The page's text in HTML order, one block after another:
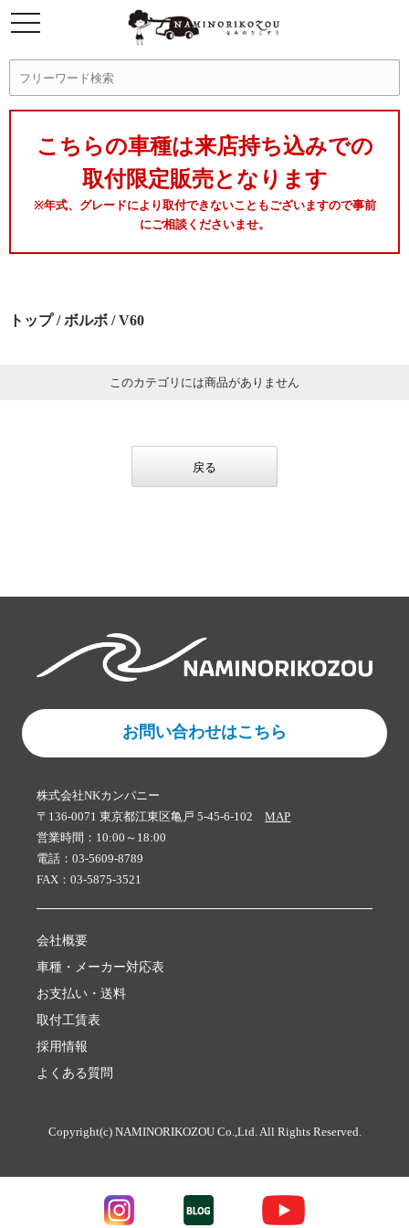
こちらの車種は来店持ち込みでの
取付限定販売となります
※年式、グレードにより取付できないこともございますので事前
にご相談くださいませ。
トップ/ボルボ / V60
このカテゴリには商品がありません
戻る
お問い合わせはこちら
株式会社NKカンパニー
〒136-0071 東京都江東区亀戸 5-45-6-102MAP
営業時間：10:00～18:00
電話：03-5609-8789
FAX：03-5875-3521
会社概要
車種・メーカー対応表
お支払い・送料
取付工賃表
採用情報
よくある質問
Copyright(c) NAMINORIKOZOU Co.,Ltd. All Rights Reserved.